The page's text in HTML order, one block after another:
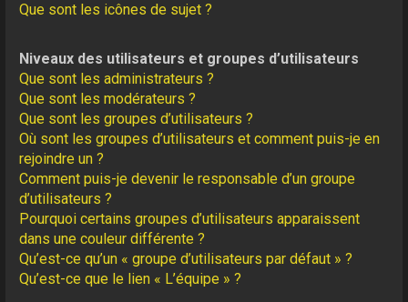
Que sont les icônes de sujet ?
Niveaux des utilisateurs et groupes d’utilisateurs
Que sont les administrateurs ?
Que sont les modérateurs ?
Que sont les groupes d’utilisateurs ?
Où sont les groupes d’utilisateurs et comment puis-je en
rejoindre un ?
Comment puis-je devenir le responsable d’un groupe
d’utilisateurs ?
Pourquoi certains groupes d’utilisateurs apparaissent
dans une couleur différente ?
Qu’est-ce qu’un « groupe d’utilisateurs par défaut » ?
Qu’est-ce que le lien « L’équipe » ?